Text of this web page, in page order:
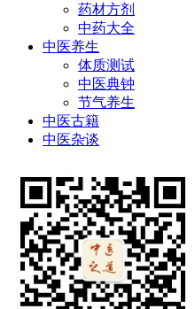
药材方剂
中药大全
中医养生
体质测试
中医典钟
节气养生
中医古籍
中医杂谈